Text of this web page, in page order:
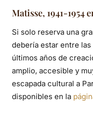
Matisse, 1941-1954
Si solo reserva una
debería estar entre
últimos años de
amplio, accesible y
escapada cultural a
disponibles en la